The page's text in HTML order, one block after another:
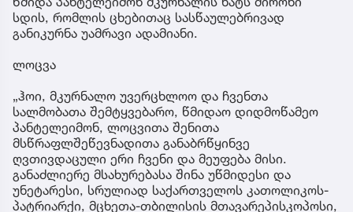
სდის, რომლის ცხებითაც სასწაულებრივად
განიკურნა უამრავი ადამიანი.
ლოცვა
„ჰოი, მკურნალო უვერცხლოო და ჩვენთა
სალმობათა შემტყვებარო, წმიდაო დიდმოწამეო
პანტელეიმონ, ლოცვითა შენითა
მსწრაფლშეწევნადითა განაბრწყინვე
ღვთივდაცული ერი ჩვენი და მეუფება მისი.
განაძლიერე მსახურებასა შინა უწმიდესი და
უნეტარესი, სრულიად საქართველოს კათოლიკოს-
პატრიარქი, მცხეთა-თბილისის მთავარეპისკოპოსი,